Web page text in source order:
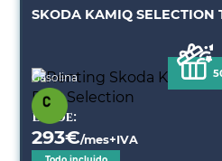
SKODA KAMIQ SELECTION
Gasolina
Desde:
293€/mes+IVA